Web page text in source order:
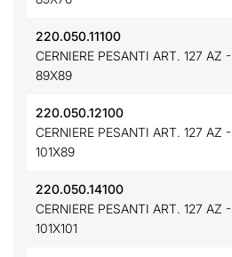
220.050.11100
CERNIERE PESANTI ART. 127 AZ -
89X89
220.050.12100
CERNIERE PESANTI ART. 127 AZ -
101X89
220.050.14100
CERNIERE PESANTI ART. 127 AZ -
101X101